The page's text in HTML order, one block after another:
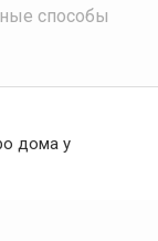
способы
дома у